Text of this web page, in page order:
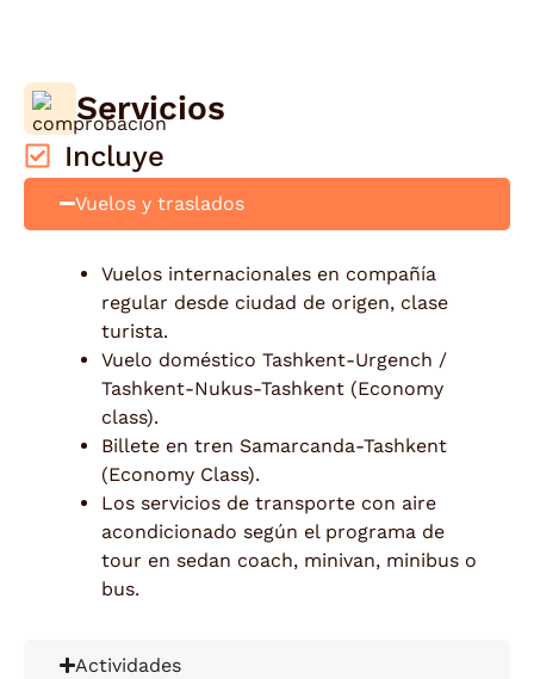
Servicios
Incluye
Vuelos y traslados
Vuelos internacionales en compañía
regular desde ciudad de origen, clase
turista.
Vuelo doméstico Tashkent-Urgench /
Tashkent-Nukus-Tashkent (Economy
class).
Billete en tren Samarcanda-Tashkent
(Economy Class).
Los servicios de transporte con aire
acondicionado según el programa de
tour en sedan coach, minivan, minibus o
bus.
Actividades